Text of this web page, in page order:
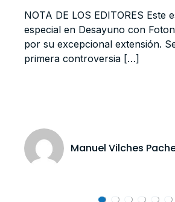
NOTA DE LOS EDITORES Este
especial en Desayuno con
por su excepcional extensión.
primera controversia […]
Manuel Vilches